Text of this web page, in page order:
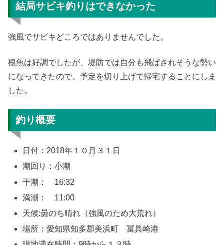
結局サビキ釣りはできなかった
強風でサビキどころではありませんでした。
根魚は好調でしたが、堤防では自分も飛ばされそうな勢い
になってきたので、予定を切り上げて帰宅することにしま
した。
釣り概要
日付：2018年１０月３１日
潮回り：小潮
干潮： 16:32
満潮： 11:00
天候:曇のち晴れ（強風のため大荒れ）
場所：愛知県知多郡美浜町 冨具崎港